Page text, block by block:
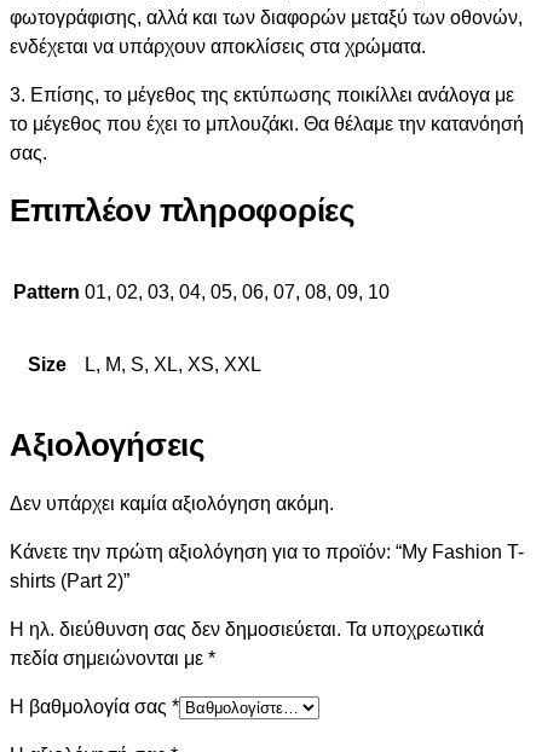
φωτογράφισης, αλλά και των διαφορών μεταξύ των οθονών,
ενδέχεται να υπάρχουν αποκλίσεις στα χρώματα.
3. Επίσης, το μέγεθος της εκτύπωσης ποικίλλει ανάλογα με
το μέγεθος που έχει το μπλουζάκι. Θα θέλαμε την κατανόησή
σας.
Επιπλέον πληροφορίες
Pattern 01, 02, 03, 04, 05, 06, 07, 08, 09, 10
Size L, M, S, XL, XS, XXL
Αξιολογήσεις
Δεν υπάρχει καμία αξιολόγηση ακόμη.
Κάνετε την πρώτη αξιολόγηση για το προϊόν: “My Fashion T-
shirts (Part 2)”
Η ηλ. διεύθυνση σας δεν δημοσιεύεται. Τα υποχρεωτικά
πεδία σημειώνονται με *
Η βαθμολογία σας *